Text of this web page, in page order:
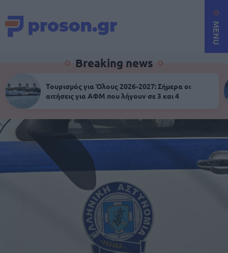
MENU
Breaking news
Τουρισμός για Όλους 2026-2027: Σήμερα οι
αιτήσεις για ΑΦΜ που λήγουν σε 3 και 4